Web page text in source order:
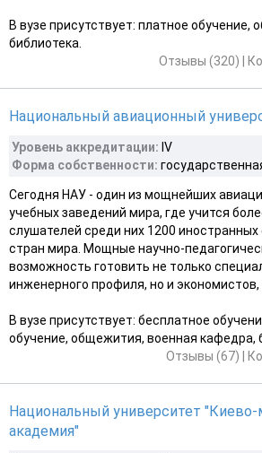
В вузе присутствует: платное обучение,
библиотека.
Отзывы (320)
Национальный авиационный
Уровень аккредитации: ІV
Форма собственности:
Сегодня НАУ - один из мощнейших
учебных заведений мира, где учится
слушателей среди них 1200 иностранных
стран мира. Мощные научно-
возможность готовить не только
инженерного профиля, но и экономистов,
В вузе присутствует: бесплатное
обучение, общежития, военная кафедра,
Отзывы (67)
Национальный университет "Киево-
академия"